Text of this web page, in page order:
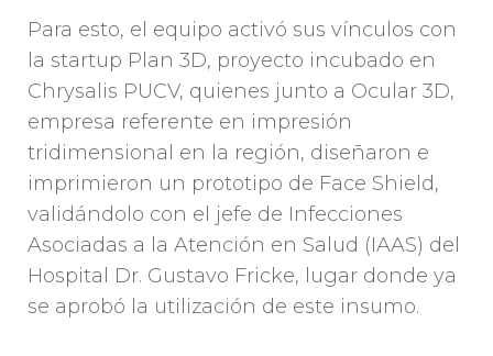
Para esto, el equipo activó sus vínculos con
la startup Plan 3D, proyecto incubado en
Chrysalis PUCV, quienes junto a Ocular 3D,
empresa referente en impresión
tridimensional en la región, diseñaron e
imprimieron un prototipo de Face Shield,
validándolo con el jefe de Infecciones
Asociadas a la Atención en Salud (IAAS) del
Hospital Dr. Gustavo Fricke, lugar donde ya
se aprobó la utilización de este insumo.